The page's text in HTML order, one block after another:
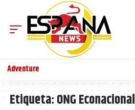
Adventure
Etiqueta:ONG Econacional